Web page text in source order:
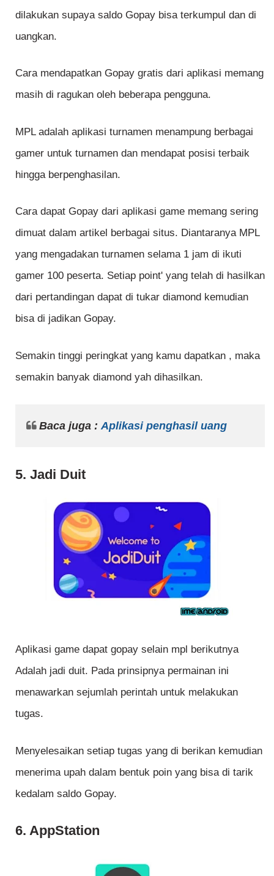
dilakukan supaya saldo Gopay bisa terkumpul dan di
uangkan.
Cara mendapatkan Gopay gratis dari aplikasi memang
masih di ragukan oleh beberapa pengguna.
MPL adalah aplikasi turnamen menampung berbagai
gamer untuk turnamen dan mendapat posisi terbaik
hingga berpenghasilan.
Cara dapat Gopay dari aplikasi game memang sering
dimuat dalam artikel berbagai situs. Diantaranya MPL
yang mengadakan turnamen selama 1 jam di ikuti
gamer 100 peserta. Setiap point' yang telah di hasilkan
dari pertandingan dapat di tukar diamond kemudian
bisa di jadikan Gopay.
Semakin tinggi peringkat yang kamu dapatkan , maka
semakin banyak diamond yah dihasilkan.
Baca juga : Aplikasi penghasil uang
5. Jadi Duit
Aplikasi game dapat gopay selain mpl berikutnya
Adalah jadi duit. Pada prinsipnya permainan ini
menawarkan sejumlah perintah untuk melakukan
tugas.
Menyelesaikan setiap tugas yang di berikan kemudian
menerima upah dalam bentuk poin yang bisa di tarik
kedalam saldo Gopay.
6. AppStation